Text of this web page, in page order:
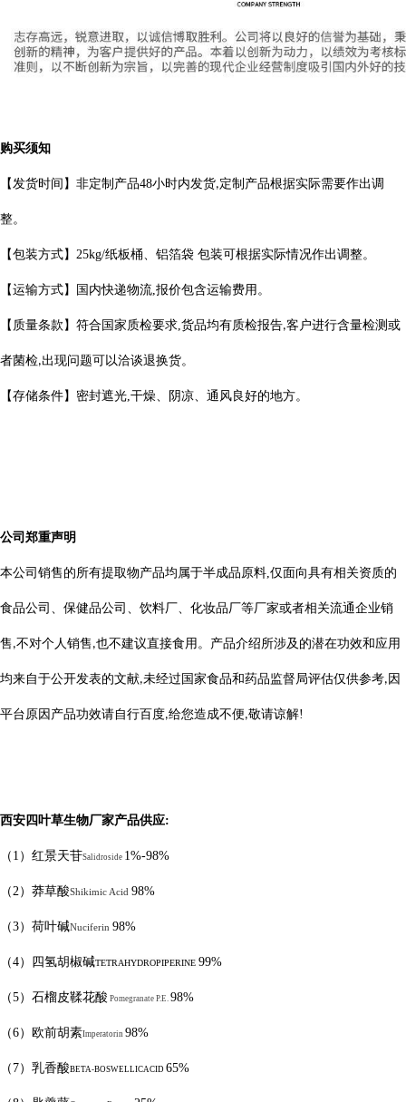
购买须知
【发货时间】非定制产品48小时内发货,定制产品根据实际需要作出调
整。
【包装方式】 25kg/纸板桶、铝箔袋 包装可根据实际情况作出调整。
【运输方式】国内快递物流,报价包含运输费用。
【质量条款】符合国家质检要求,货品均有质检报告,客户进行含量检测或
者菌检,出现问题可以洽谈退换货。
【存储条件】密封遮光,干燥、阴凉、通风良好的地方。
公司郑重声明
本公司销售的所有提取物产品均属于半成品原料,仅面向具有相关资质的
食品公司、保健品公司、饮料厂、化妆品厂等厂家或者相关流通企业销
售,不对个人销售,也不建议直接食用。产品介绍所涉及的潜在功效和应用
均来自于公开发表的文献,未经过国家食品和药品监督局评估仅供参考, 因
平台原因产品功效请自行百度,给您造成不便,敬请谅解!
西安四叶草生物厂家产品供应:
（ 1 ）红景天苷Salidroside 1%-98%
（2）莽草酸Shikimic Acid 98%
（3）荷叶碱Nuciferin 98%
（4）四氢胡椒碱TETRAHYDROPIPERINE 99%
（5）石榴皮鞣花酸 Pomegranate P.E. 98%
（6）欧前胡素Imperatorin 98%
（ 7）乳香酸BETA-BOSWELLICACID 65%